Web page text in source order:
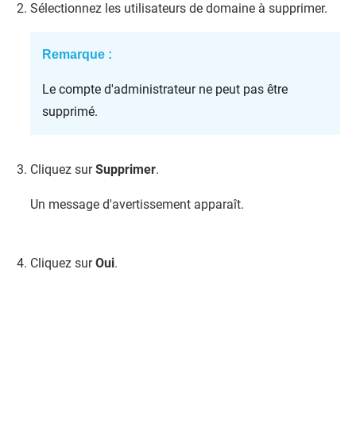
Sélectionnez les utilisateurs de domaine à supprimer.
Remarque :
Le compte d'administrateur ne peut pas être
supprimé.
Cliquez surSupprimer.
Un message d'avertissement apparaît.
Cliquez surOui.